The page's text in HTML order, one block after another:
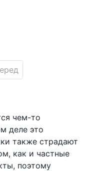
чем-то
деле это
также страдают
как и частные
поэтому